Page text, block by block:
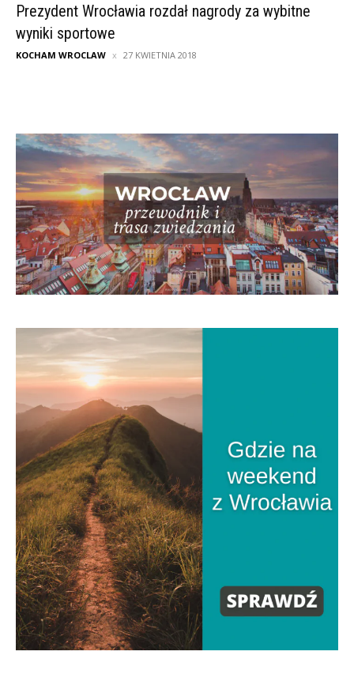
Prezydent Wrocławia rozdał nagrody za wybitne
wyniki sportowe
KOCHAM WROCLAW 27 KWIETNIA 2018